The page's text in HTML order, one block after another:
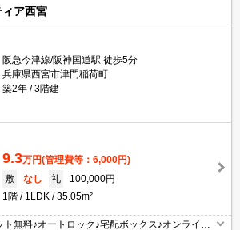
ィア西宮
阪急今津線/阪神国道駅 徒歩5分
兵庫県西宮市津門稲荷町
築2年
3階建
9.3万円(管理費等：6,000円)
敷
なし 礼
100,000円
1階
1LDK 35.05m²
無料♪オートロック♪宅配ボックス♪オンライン